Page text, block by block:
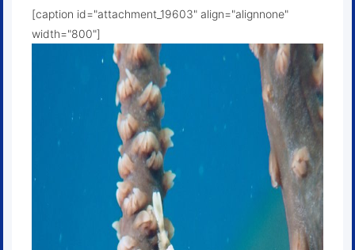
[caption id="attachment_19603" align="alignnone"
width="800"]